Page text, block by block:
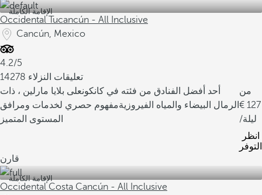
الإقامة الكاملة
Occidental Tucancún - All Inclusive
Cancún, Mexico
4.2/5
14278 تعليقات النزلاء
أحد أفضل الفنادق من فئته في كانكونعلى بلايا مارلين ، ذات
الرمال البيضاء والمياه الفيروزيةمفهوم حصري لخدمات ومرافق
المستوى المتميز
من
127
/ليلة
انظر
التوفر
قارن
الإقامة الكاملة
Occidental Costa Cancún - All Inclusive